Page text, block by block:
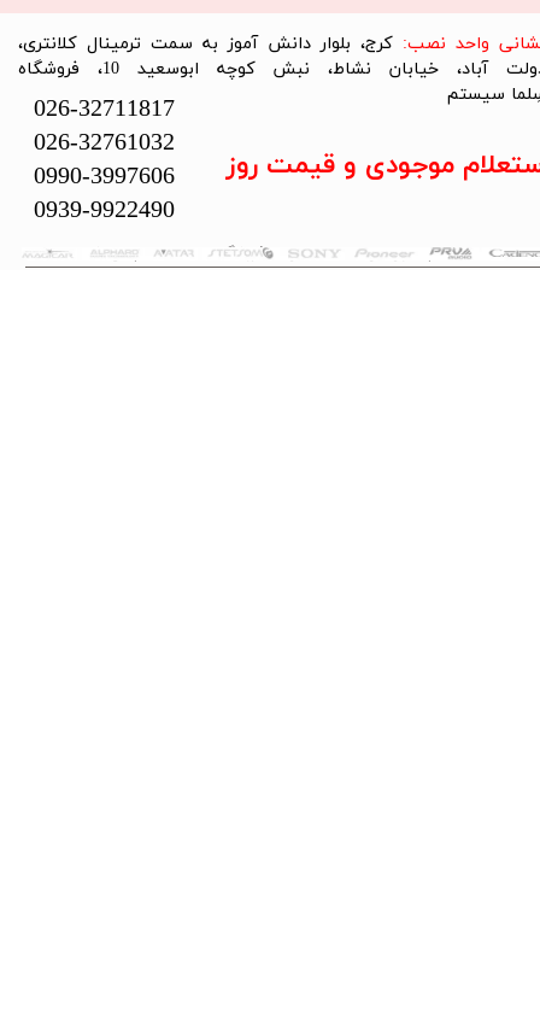
تمام حقوق این سایت متعلق به فروشگاه سلما سیستم می‌باشد.
واحد نصب: کرج، بلوار دانش آموز به سمت ترمینال کلانتری،
دولت آباد، خیابان نشاط، نبش کوچه ابوسعید 10، فروشگاه
سیستم​​​​​​​
026-32711817
026-32761032
0990-3997606
0939-9922490
موجودی و قیمت روز